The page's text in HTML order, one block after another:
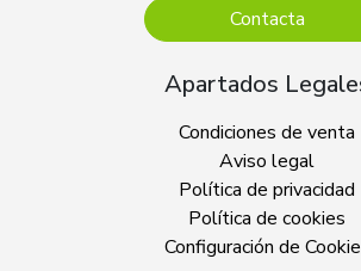
Contacta
Apartados
Condiciones de venta
Aviso legal
Política de privacidad
Política de cookies
Configuración de